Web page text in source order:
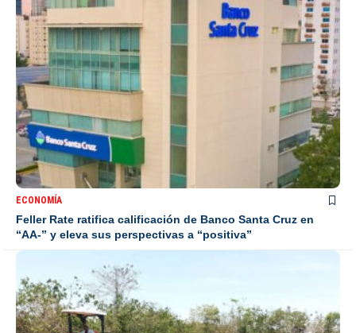
ECONOMÍA
Feller Rate ratifica calificación de Banco Santa Cruz en
“AA-” y eleva sus perspectivas a “positiva”